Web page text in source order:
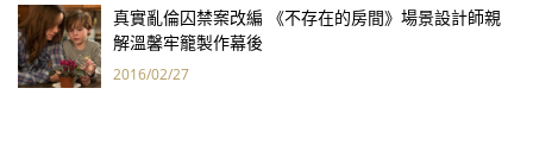
真實亂倫囚禁案改編 《不存在的房間》場景設計師親
解溫馨牢籠製作幕後
2016/02/27